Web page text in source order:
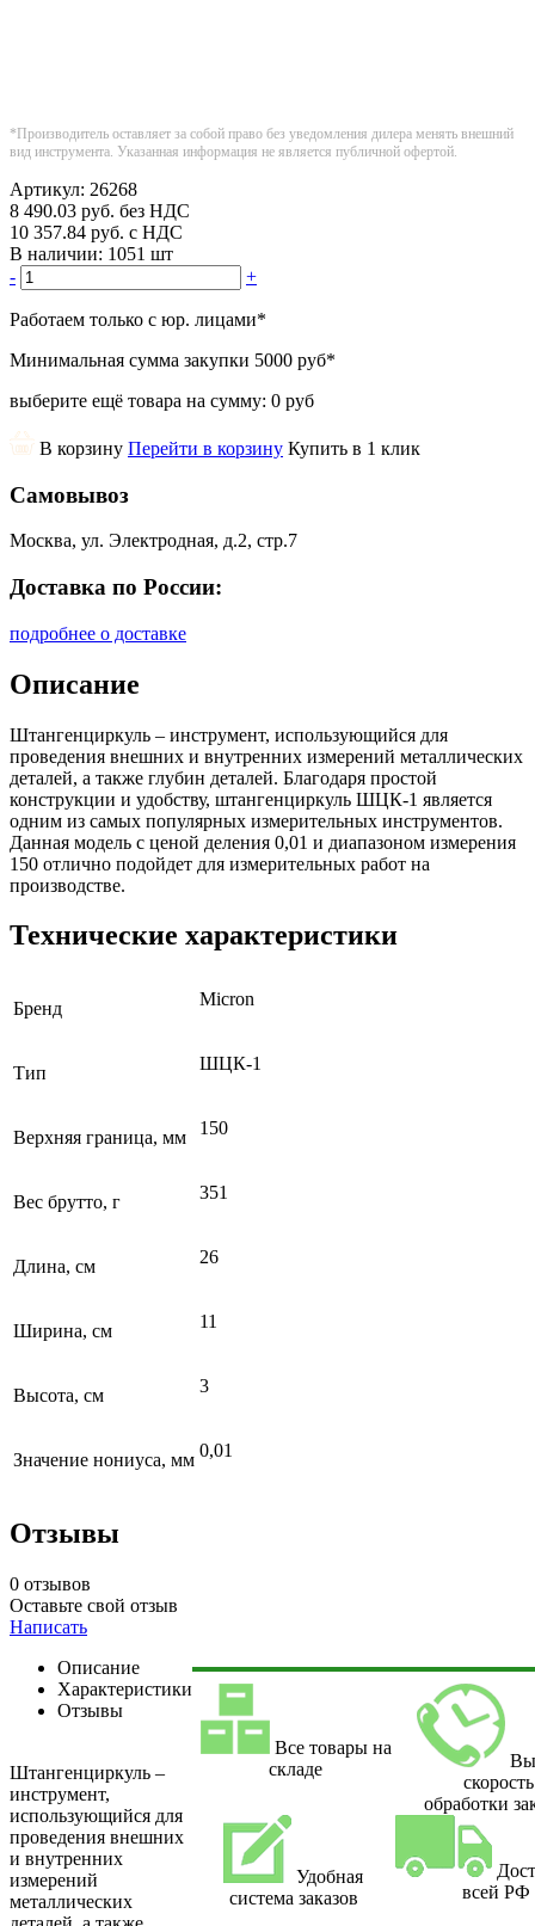
*Производитель оставляет за собой право без уведомления дилера менять внешний
вид инструмента. Указанная информация не является публичной офертой.
Артикул: 26268
8 490.03 руб. без НДС
10 357.84 руб. с НДС
В наличии: 1051 шт
-
+
Работаем только с юр. лицами*
Минимальная сумма закупки 5000 руб*
выберите ещё товара на сумму: 0 руб
В корзину Перейти в корзину Купить в 1 клик
Самовывоз
Москва, ул. Электродная, д.2, стр.7
Доставка по России:
подробнее о доставке
Описание
Штангенциркуль – инструмент, использующийся для
проведения внешних и внутренних измерений металлических
деталей, а также глубин деталей. Благодаря простой
конструкции и удобству, штангенциркуль ШЦК-1 является
одним из самых популярных измерительных инструментов.
Данная модель с ценой деления 0,01 и диапазоном измерения
150 отлично подойдет для измерительных работ на
производстве.
Технические характеристики
Бренд Micron
Тип ШЦК-1
Верхняя граница, мм 150
Вес брутто, г 351
Длина, см 26
Ширина, см 11
Высота, см 3
Значение нониуса, мм 0,01
Отзывы
0 отзывов
Оставьте свой отзыв
Написать
Описание
Характеристики
Отзывы
Штангенциркуль –
инструмент,
использующийся для
проведения внешних
и внутренних
измерений
металлических
Все товары на
складе
скорость
обработки
Удобная
система заказов
всей РФ